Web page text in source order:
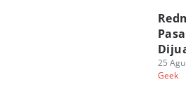
25
Geek